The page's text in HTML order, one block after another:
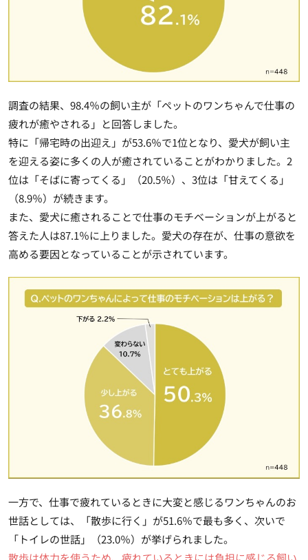
調査の結果、98.4％の飼い主が「ペットのワンちゃんで仕事の
疲れが癒やされる」と回答しました。
特に 「帰宅時の出迎え」が53.6％で1位となり、愛犬が飼い主
を迎える姿に多くの人が癒されていることがわかりました。2
位は「そばに寄ってくる」（20.5％）、3位は「甘えてくる」
（8.9％）が続きます。
また、愛犬に癒されることで仕事のモチベーションが上がると
答えた人は87.1％に上りました。愛犬の存在が、仕事の意欲を
高める要因となっていることが示されています。
一方で、仕事で疲れているときに大変と感じるワンちゃんのお
世話としては、「散歩に行く」が51.6％で最も多く、次いで
「トイレの世話」（23.0％）が挙げられました。